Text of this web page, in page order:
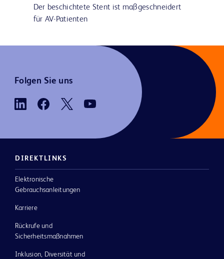
Der beschichtete Stent ist maßgeschneidert
für AV-Patienten
Folgen Sie uns
DIREKTLINKS
Elektronische
Gebrauchsanleitungen
Karriere
Rückrufe und
Sicherheitsmaßnahmen
Inklusion, Diversität und